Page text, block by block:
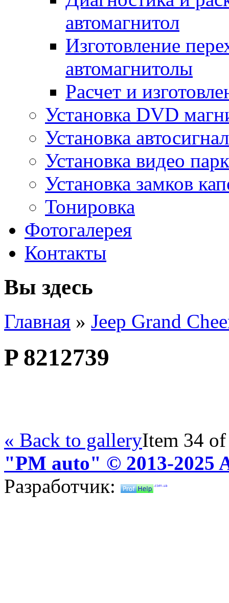
автомагнитол
Изготовление
автомагнитолы
Расчет и
Установка DVD
Установка
Установка видео
Установка замков
Тонировка
Фотогалерея
Контакты
Вы здесь
Главная » Jeep Grand
P 8212739
« Back to galleryItem 34
"PM auto" © 2013-2025
Разработчик: